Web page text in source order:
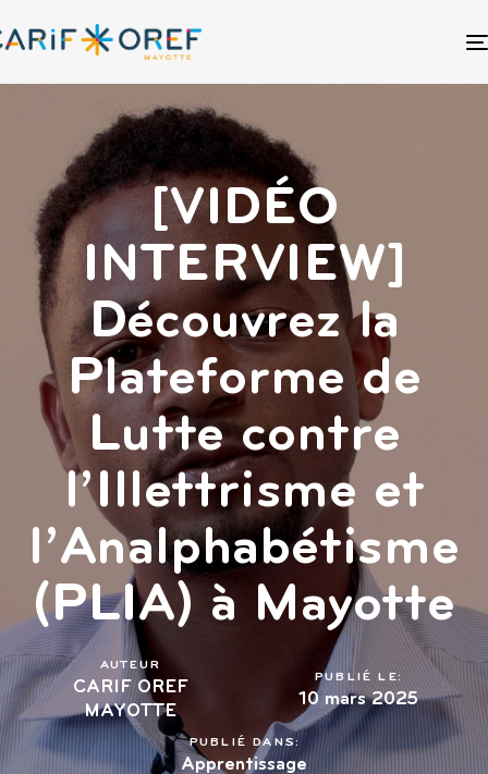
[VIDÉO
INTERVIEW]
Découvrez la
Plateforme de
Lutte contre
l’Illettrisme et
l’Analphabétisme
(PLIA) à Mayotte
AUTEUR
CARIF OREF
MAYOTTE
PUBLIÉ LE:
10 mars 2025
PUBLIÉ DANS:
Apprentissage